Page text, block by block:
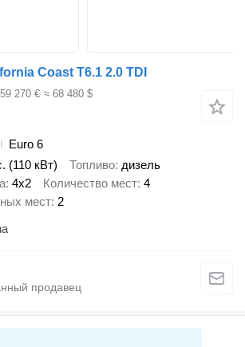
Coast T6.1 2.0 TDI
59 270 € ≈ 68 480 $
Euro 6
(110 кВт) Топливо дизель
4x2 Количество мест 4
мест 2